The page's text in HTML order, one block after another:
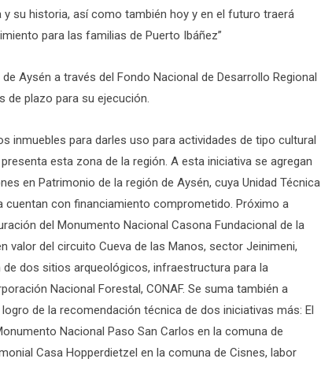
su historia, así como también hoy y en el futuro traerá
para las familias de Puerto Ibáñez”
Aysén a través del Fondo Nacional de Desarrollo Regional
de plazo para su ejecución.
inmuebles para darles uso para actividades de tipo cultural
esta zona de la región. A esta iniciativa se agregan
en Patrimonio de la región de Aysén, cuya Unidad Técnica
cuentan con financiamiento comprometido. Próximo a
del Monumento Nacional Casona Fundacional de la
valor del circuito Cueva de las Manos, sector Jeinimeni,
dos sitios arqueológicos, infraestructura para la
Nacional Forestal, CONAF. Se suma también a
de la recomendación técnica de dos iniciativas más: El
Nacional Paso San Carlos en la comuna de
Casa Hopperdietzel en la comuna de Cisnes, labor